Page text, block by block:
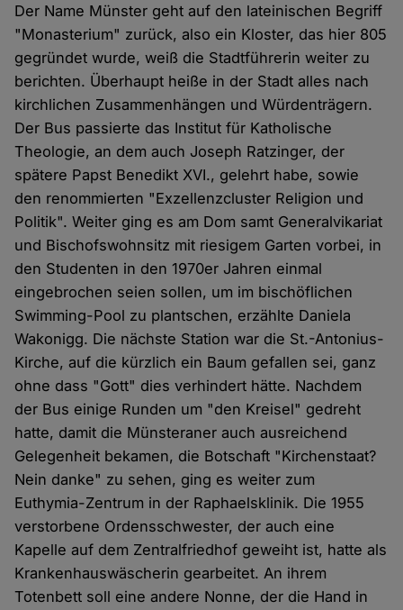
Der Name Münster geht auf den lateinischen Begriff
"Monasterium" zurück, also ein Kloster, das hier 805
gegründet wurde, weiß die Stadtführerin weiter zu
berichten. Überhaupt heiße in der Stadt alles nach
kirchlichen Zusammenhängen und Würdenträgern.
Der Bus passierte das Institut für Katholische
Theologie, an dem auch Joseph Ratzinger, der
spätere Papst Benedikt XVI., gelehrt habe, sowie
den renommierten "Exzellenzcluster Religion und
Politik". Weiter ging es am Dom samt Generalvikariat
und Bischofswohnsitz mit riesigem Garten vorbei, in
den Studenten in den 1970er Jahren einmal
eingebrochen seien sollen, um im bischöflichen
Swimming-Pool zu plantschen, erzählte Daniela
Wakonigg. Die nächste Station war die St.-Antonius-
Kirche, auf die kürzlich ein Baum gefallen sei, ganz
ohne dass "Gott" dies verhindert hätte. Nachdem
der Bus einige Runden um "den Kreisel" gedreht
hatte, damit die Münsteraner auch ausreichend
Gelegenheit bekamen, die Botschaft "Kirchenstaat?
Nein danke" zu sehen, ging es weiter zum
Euthymia-Zentrum in der Raphaelsklinik. Die 1955
verstorbene Ordensschwester, der auch eine
Kapelle auf dem Zentralfriedhof geweiht ist, hatte als
Krankenhauswäscherin gearbeitet. An ihrem
Totenbett soll eine andere Nonne, der die Hand in